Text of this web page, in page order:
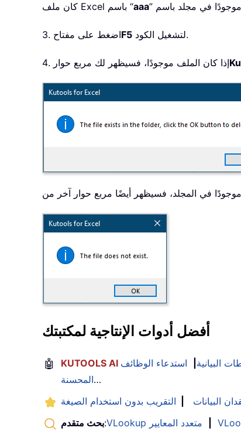
كان ملف Excel باسم “aaa
3. اضغط على مفتاحF5 لتشغيل الكود.
4. إذا كان الملف موجودًا، فسيظهر لك مربع حوار
في المجلد، فسيظهر أيضًا مربع حوار آخر من
أفضل أدوات الإنتاجية لمكتبتك
🤖 البيانية
استدعاء الوظائف
المحسنة…
البيانات التقريب بدون استخدام الصيغة
بحث متقدم: VLookup متعدد المعايير